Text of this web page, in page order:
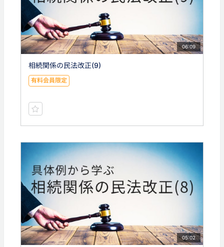
06:09
相続関係の民法改正(9)
有料会員限定
05:02